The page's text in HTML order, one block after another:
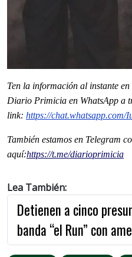
Ten la información al instante
Diario Primicia en WhatsApp a
link: https://
También estamos en Telegram
aquí:https://t.me/diarioprimicia
Lea También:
Detienen a cinco
banda “el Run” con